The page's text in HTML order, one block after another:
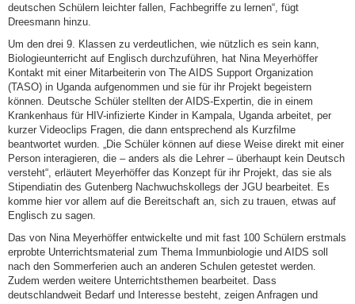
deutschen Schülern leichter fallen, Fachbegriffe zu lernen“, fügt
Dreesmann hinzu.
Um den drei 9. Klassen zu verdeutlichen, wie nützlich es sein kann,
Biologieunterricht auf Englisch durchzuführen, hat Nina Meyerhöffer
Kontakt mit einer Mitarbeiterin von The AIDS Support Organization
(TASO) in Uganda aufgenommen und sie für ihr Projekt begeistern
können. Deutsche Schüler stellten der AIDS-Expertin, die in einem
Krankenhaus für HIV-infizierte Kinder in Kampala, Uganda arbeitet, per
kurzer Videoclips Fragen, die dann entsprechend als Kurzfilme
beantwortet wurden. „Die Schüler können auf diese Weise direkt mit einer
Person interagieren, die – anders als die Lehrer – überhaupt kein Deutsch
versteht“, erläutert Meyerhöffer das Konzept für ihr Projekt, das sie als
Stipendiatin des Gutenberg Nachwuchskollegs der JGU bearbeitet. Es
komme hier vor allem auf die Bereitschaft an, sich zu trauen, etwas auf
Englisch zu sagen.
Das von Nina Meyerhöffer entwickelte und mit fast 100 Schülern erstmals
erprobte Unterrichtsmaterial zum Thema Immunbiologie und AIDS soll
nach den Sommerferien auch an anderen Schulen getestet werden.
Zudem werden weitere Unterrichtsthemen bearbeitet. Dass
deutschlandweit Bedarf und Interesse besteht, zeigen Anfragen und